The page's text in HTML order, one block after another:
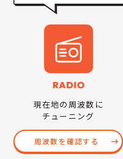
現在地の周波数に
チューニング
周波数を確認する